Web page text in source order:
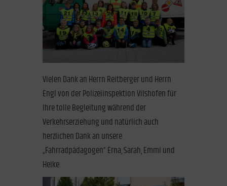
Vielen Dank an Herrn Reitberger und Herrn
Engl von der Polizeiinspektion Vilshofen für
Ihre tolle Begleitung während der
Verkehrserziehung und natürlich auch
herzlichen Dank an unsere
„Fahrradpädagogen“ Erna, Sarah, Emmi und
Heike.